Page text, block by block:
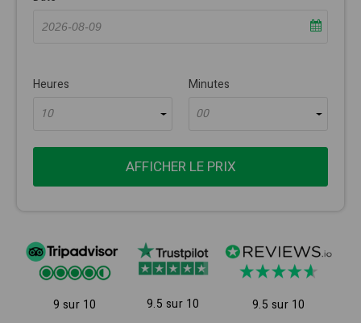
Heures
10
Minutes
00
AFFICHER LE PRIX
9 sur 10 9.5 sur 10 9.5 sur 10